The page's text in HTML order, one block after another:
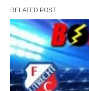
RELATED POST